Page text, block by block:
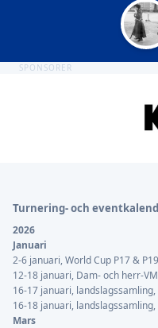
SPONSORER
Turnering- och
2026
Januari
2-6 januari, World Cup P17 &
12-18 januari, Dam- och herr-
16-17 januari,
16-18 januari, landslagssamling,
Mars